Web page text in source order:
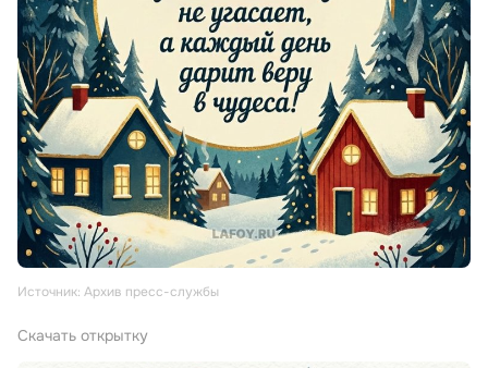
Источник: Архив пресс-службы
Скачать открытку